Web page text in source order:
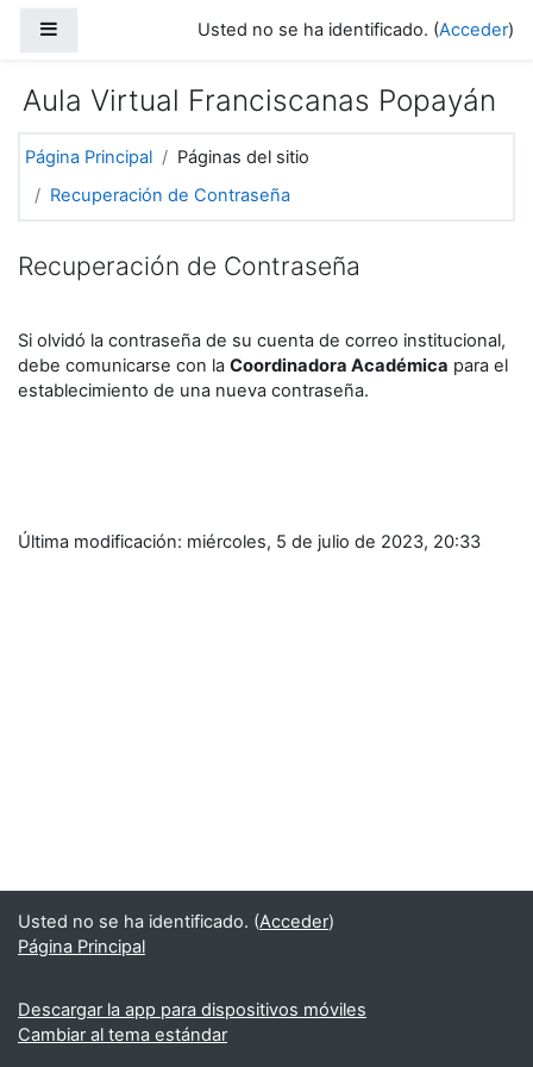
Usted no se ha identificado. (Acceder)
Aula Virtual Franciscanas Popayán
Página Principal
Páginas del sitio
Recuperación de Contraseña
Recuperación de Contraseña
Si olvidó la contraseña de su cuenta de correo institucional,
debe comunicarse con la Coordinadora Académica para el
establecimiento de una nueva contraseña.
Última modificación: miércoles, 5 de julio de 2023, 20:33
Usted no se ha identificado. (Acceder)
Página Principal
Descargar la app para dispositivos móviles
Cambiar al tema estándar